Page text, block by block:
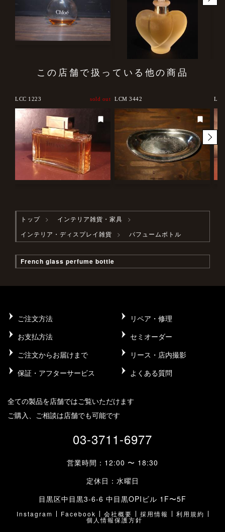
この店舗で扱っている他の商品
LCC 1223 sold out LCM 3442
トップ
インテリア雑貨・家具
インテリア・ディスプレイ雑貨
パフュームボトル
French glass perfume bottle
ご注文方法
リペア・修理
お支払方法
セミオーダー
ご注文からお届けまで
リース・店内撮影
保証・アフターサービス
よくある質問
全ての製品を店舗ではご覧いただけます
ご購入、ご相談は店舗でも可能です
03-3711-6977
営業時間：12:00 〜 18:30
定休日：水曜日
目黒区中目黒3-6-6 中目黒OPIビル 1F〜5F
Instagram Facebook 会社概要 採用情報 利用規約
個人情報保護方針